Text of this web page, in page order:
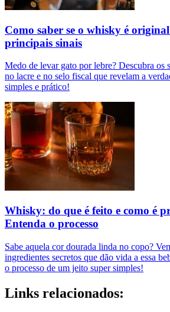
Como saber se o whisky é
principais sinais
Medo de levar gato por lebre? Descubra os
no lacre e no selo fiscal que revelam a
simples e prático!
Whisky: do que é feito e como é
Entenda o processo
Sabe aquela cor dourada linda no copo?
ingredientes secretos que dão vida a essa
o processo de um jeito super simples!
Links relacionados: